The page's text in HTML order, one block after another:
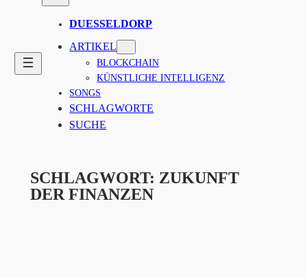
DUESSELDORP
ARTIKEL
BLOCKCHAIN
KÜNSTLICHE INTELLIGENZ
SONGS
SCHLAGWORTE
SUCHE
SCHLAGWORT: ZUKUNFT
DER FINANZEN